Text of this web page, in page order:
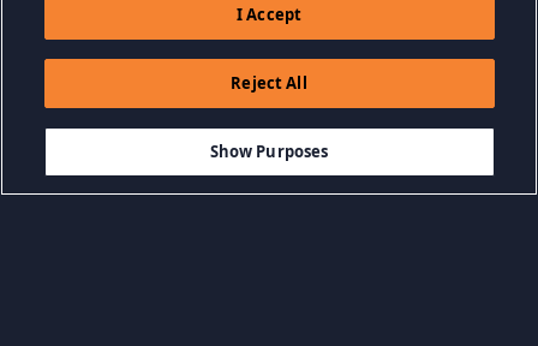
$7.99 IN DEN WARENKORB LEGEN
I Accept
Reject All
Show Purposes